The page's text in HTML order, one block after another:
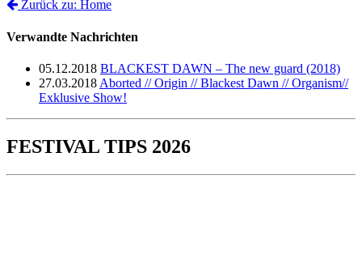
Zurück zu: Home
Verwandte Nachrichten
05.12.2018 BLACKEST DAWN – The new guard (2018)
27.03.2018 Aborted // Origin // Blackest Dawn // Organism//
Exklusive Show!
FESTIVAL TIPS 2026